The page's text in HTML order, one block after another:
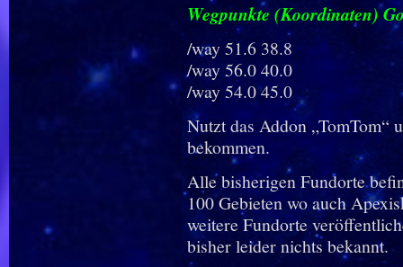
Wegpunkte (Koordinaten)
/way 51.6 38.8
/way 56.0 40.0
/way 54.0 45.0
Nutzt das Addon „TomTom“
bekommen.
Alle bisherigen Fundorte
100 Gebieten wo auch
weitere Fundorte
bisher leider nichts bekannt.